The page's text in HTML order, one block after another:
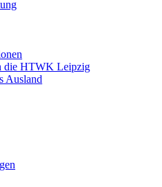
die HTWK Leipzig
Ausland